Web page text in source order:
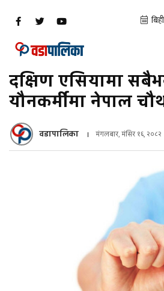
दक्षिण एसियामा
यौनकर्मीमा नेपाल
वडापालिका मंगलबार, मंसिर १६, २०८२